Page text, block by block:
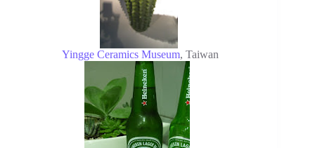
Yingge Ceramics Museum, Taiwan